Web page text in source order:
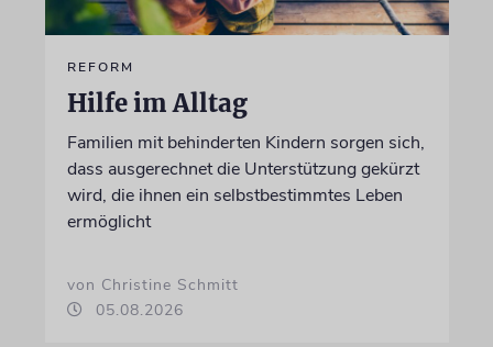
REFORM
Hilfe im Alltag
Familien mit behinderten Kindern sorgen sich,
dass ausgerechnet die Unterstützung gekürzt
wird, die ihnen ein selbstbestimmtes Leben
ermöglicht
von Christine Schmitt
05.08.2026